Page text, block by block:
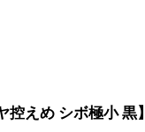
えめ シボ極小 黒】